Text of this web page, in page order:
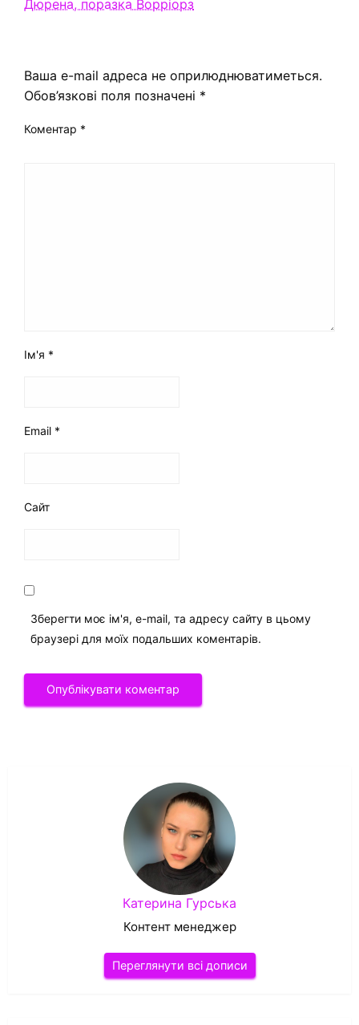
Дюрена, поразка Ворріорз
Ваша e-mail адреса не оприлюднюватиметься.
Обов’язкові поля позначені *
Коментар *
Ім'я *
Email *
Сайт
Зберегти моє ім'я, e-mail, та адресу сайту в цьому
браузері для моїх подальших коментарів.
Катерина Гурська
Контент менеджер
Переглянути всі дописи